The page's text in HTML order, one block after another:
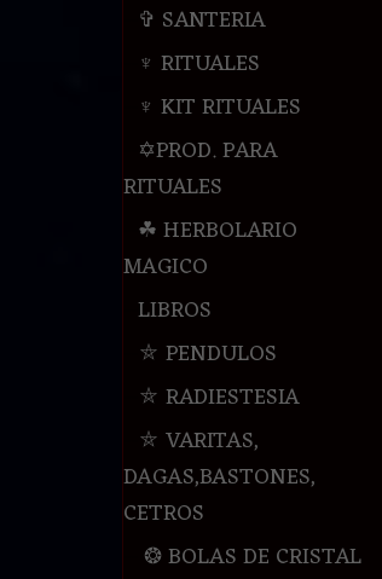
✞ SANTERIA
♆ RITUALES
♆ KIT RITUALES
✡PROD. PARA
RITUALES
☘ HERBOLARIO
MAGICO
LIBROS
⛤ PENDULOS
⛤ RADIESTESIA
⛤ VARITAS,
DAGAS,BASTONES,
CETROS
❂ BOLAS DE CRISTAL